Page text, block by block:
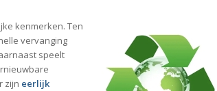
kenmerken. Ten
vervanging
speelt
zijn eerlijk